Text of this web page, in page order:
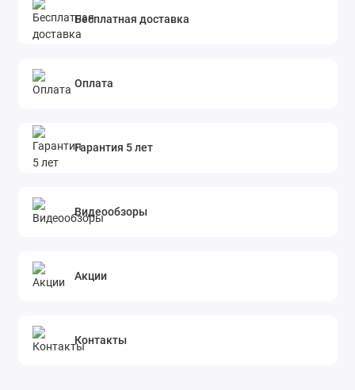
творчества.
Бесплатная доставка
Оплата
Гарантия 5 лет
Видеообзоры
Акции
Контакты